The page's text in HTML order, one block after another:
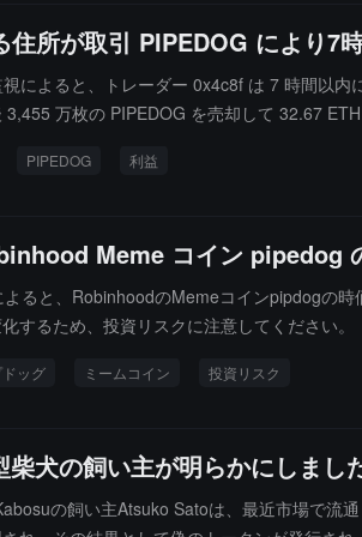
住所が取引 PIPEDOG により7
によると、トレーダー 0x4c8f は 7 時間以
3,455 万枚の PIPEDOG を売却して 32.67
PIPEDOG 利益
Meme コイン pipedog
ると、RobinhoodのMemeコインpipdogの
するため、投資リスクに注意してください。
ッグ ミームコイン 投資リスク
柴犬の飼い主が明らかにしま
の飼い主Atsuko Satoは、最近市場で流